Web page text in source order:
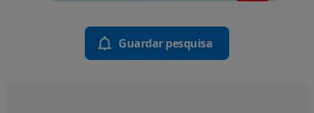
Guardar pesquisa